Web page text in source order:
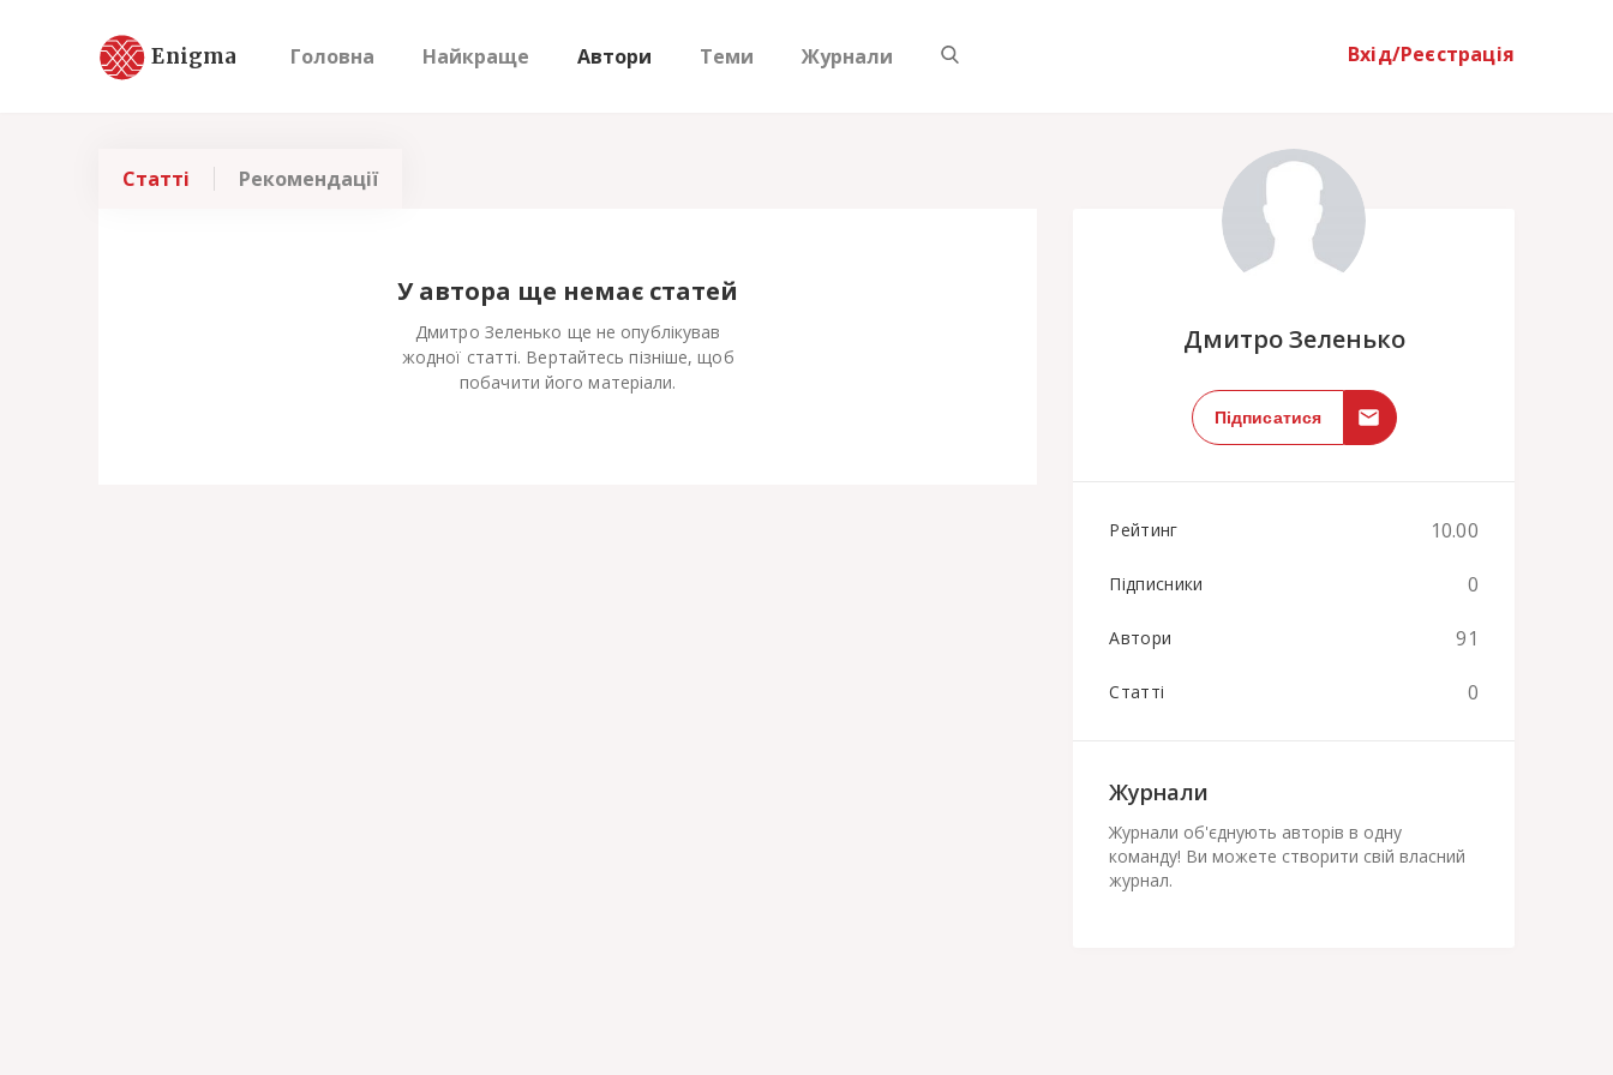
Enigma Головна Найкраще Автори Теми Журнали Вхід/Реєстрація
Дмитро Зеленько
Підписатися
Рейтинг 10.00
Підписники 0
Автори 91
Статті 0
Журнали
Журнали об'єднують авторів в одну
команду! Ви можете створити свій власний
журнал.
Статті Рекомендації
У автора ще немає статей
Дмитро Зеленько ще не опублікував
жодної статті. Вертайтесь пізніше, щоб
побачити його матеріали.